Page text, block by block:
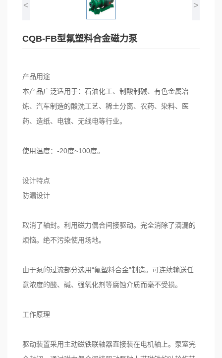
FYH氟塑料液下泵
不锈钢磁力泵系列
< >
CQB-FB型氟塑料合金磁力泵
产品用途
本产品广泛适用于：石油化工、制酸制碱、有色金属冶
炼、汽车制造的酸洗工艺、稀土分离、农药、染料、医
药、造纸、电镀、无线电等行业。
使用温度：-20度~100度。
设计特点
防漏设计
取消了轴封。利用磁力偶合间接驱动。完全消除了滴漏的
烦恼。绝不污染使用场地。
由于泵的过流部分选用“氟塑料合金”制造。可连续输送任
意浓度的酸、碱、强氧化剂等腐蚀介质而毫不受损。
工作原理
驱动装置采用主动磁铁联轴器直接装在电机轴上。泵室完